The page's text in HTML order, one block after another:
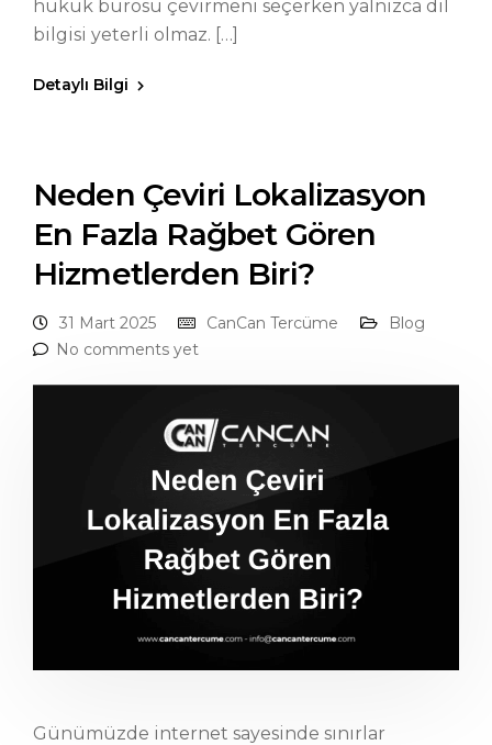
hukuk bürosu çevirmeni seçerken yalnızca dil
bilgisi yeterli olmaz. […]
Detaylı Bilgi
Neden Çeviri Lokalizasyon
En Fazla Rağbet Gören
Hizmetlerden Biri?
31 Mart 2025 CanCan Tercüme
Blog
No comments yet
Günümüzde internet sayesinde sınırlar